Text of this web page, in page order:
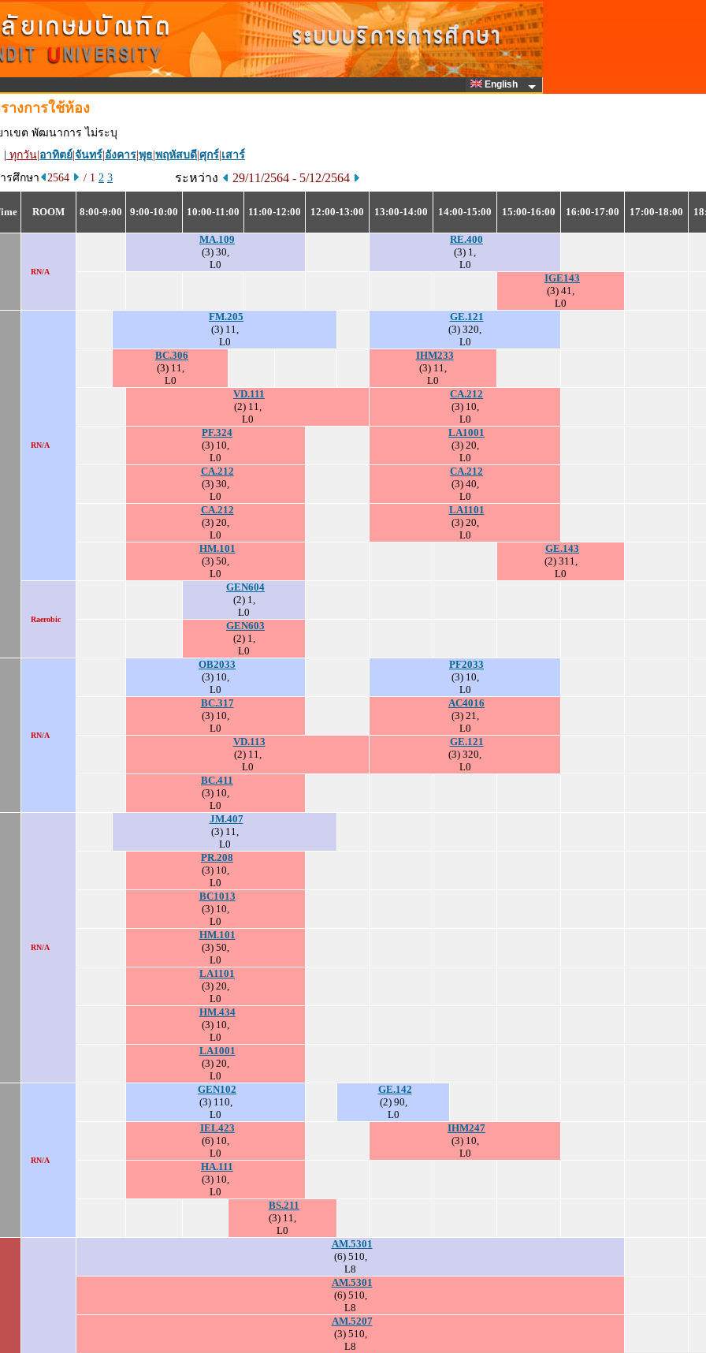
English
างการใช้ห้อง
าเขต พัฒนาการ ไม่ระบุ
ทุกวัน อาทิตย์ จันทร์ อังคาร พุธ พฤหัสบดี ศุกร์ เสาร์
รศึกษา
2564 / 1 2 3 ระหว่าง 29/11/2564 - 5/12/2564
ROOM 8:00-9:00 9:00-10:00 10:00-11:00 11:00-12:00 12:00-13:00 13:00-14:00 14:00-15:00 15:00-16:00 16:00-17:00 17:00-18:00
RN/A
MA.109
(3) 30,
L0
RE.400
(3) 1,
L0
IGE143
(3) 41,
L0
RN/A
FM.205
(3) 11,
L0
GE.121
(3) 320,
L0
BC.306
(3) 11,
L0
IHM233
(3) 11,
L0
VD.111
(2) 11,
L0
CA.212
(3) 10,
L0
PF.324
(3) 10,
L0
LA1001
(3) 20,
L0
CA.212
(3) 30,
L0
CA.212
(3) 40,
L0
CA.212
(3) 20,
L0
LA1101
(3) 20,
L0
HM.101
(3) 50,
L0
GE.143
(2) 311,
L0
Raerobic
GEN604
(2) 1,
L0
GEN603
(2) 1,
L0
RN/A
OB2033
(3) 10,
L0
PF2033
(3) 10,
L0
BC.317
(3) 10,
L0
AC4016
(3) 21,
L0
VD.113
(2) 11,
L0
GE.121
(3) 320,
L0
BC.411
(3) 10,
L0
RN/A
JM.407
(3) 11,
L0
PR.208
(3) 10,
L0
BC1013
(3) 10,
L0
HM.101
(3) 50,
L0
LA1101
(3) 20,
L0
HM.434
(3) 10,
L0
LA1001
(3) 20,
L0
RN/A
GEN102
(3) 110,
L0
GE.142
(2) 90,
L0
IEL423
(6) 10,
L0
IHM247
(3) 10,
L0
HA.111
(3) 10,
L0
BS.211
(3) 11,
L0
AM.5301
(6) 510,
L8
AM.5301
(6) 510,
L8
AM.5207
(3) 510,
L8